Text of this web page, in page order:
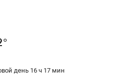
°
день 16 ч 17 мин